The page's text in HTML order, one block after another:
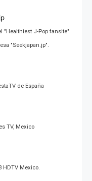
"Healthiest J-Pop fansite"
"Seekjapan.jp".
de España
TV, Mexico
HDTV Mexico.